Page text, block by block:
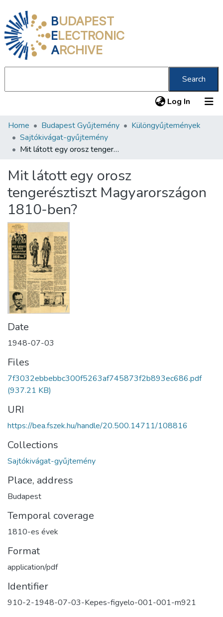
BUDAPEST
ELECTRONIC
ARCHIVE
Search
Log In (current)
Communities & Collections
All of DSpace
About us
Home Budapest Gyűjtemény
Különgyűjtemények
Sajtókivágat-gyűjtemény
Mit látott egy orosz tengerésztiszt Magyarországon 1810-ben?
Mit látott egy orosz
tengerésztiszt Magyarországon
1810-ben?
Date
1948-07-03
Files
7f3032ebbebbc300f5263af745873f2b893ec686.pdf
(937.21 KB)
URI
https://bea.fszek.hu/handle/20.500.14711/108816
Collections
Sajtókivágat-gyűjtemény
Place, address
Budapest
Temporal coverage
1810-es évek
Format
application/pdf
Identifier
910-2-1948-07-03-Kepes-figyelo-001-001-m921